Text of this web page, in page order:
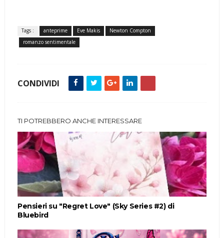
Tags : anteprime Eve Makis
Newton Compton
romanzo sentimentale
CONDIVIDI
TI POTREBBERO ANCHE INTERESSARE
Pensieri su "Regret Love" (Sky Series #2) di
Bluebird